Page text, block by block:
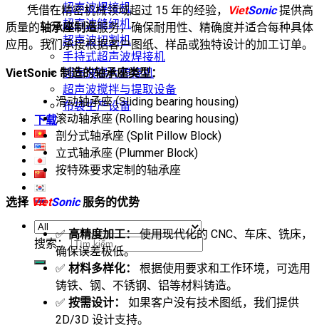
超声波焊接机
超声波缝纫机
超声波切割机
手持式超声波焊接机
超声波锡片焊接机
超声波搅拌与提取设备
布袋生产设备
下载
搜索：
凭借在精密机械领域超过 15 年的经验， VietSonic提供高
质量的轴承座制造服务，确保耐用性、精确度并适合每种具体
应用。我们承接根据客户图纸、样品或独特设计的加工订单。
VietSonic 制造的轴承座类型：
滑动轴承座 (Sliding bearing housing)
滚动轴承座 (Rolling bearing housing)
剖分式轴承座 (Split Pillow Block)
立式轴承座 (Plummer Block)
按特殊要求定制的轴承座
选择 VietSonic服务的优势
✅高精度加工：使用现代化的 CNC、车床、铣床，
确保误差极低。
✅ 材料多样化：
根据使用要求和工作环境，可选用
铸铁、钢、不锈钢、铝等材料铸造。
✅ 按需设计：
如果客户没有技术图纸，我们提供
2D/3D 设计支持。